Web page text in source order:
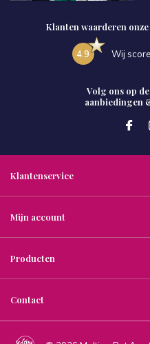
Klanten waarderen
4.9 Wij
Volg ons op
aanbiedingen
Klantenservice
Mijn account
Producten
Contact